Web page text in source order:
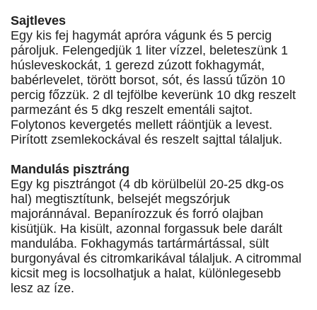
Sajtleves
Egy kis fej hagymát apróra vágunk és 5 percig
pároljuk. Felengedjük 1 liter vízzel, beleteszünk 1
húsleveskockát, 1 gerezd zúzott fokhagymát,
babérlevelet, törött borsot, sót, és lassú tűzön 10
percig főzzük. 2 dl tejfölbe keverünk 10 dkg reszelt
parmezánt és 5 dkg reszelt ementáli sajtot.
Folytonos kevergetés mellett ráöntjük a levest.
Pirított zsemlekockával és reszelt sajttal tálaljuk.
Mandulás pisztráng
Egy kg pisztrángot (4 db körülbelül 20-25 dkg-os
hal) megtisztítunk, belsejét megszórjuk
majoránnával. Bepanírozzuk és forró olajban
kisütjük. Ha kisült, azonnal forgassuk bele darált
mandulába. Fokhagymás tartármártással, sült
burgonyával és citromkarikával tálaljuk. A citrommal
kicsit meg is locsolhatjuk a halat, különlegesebb
lesz az íze.